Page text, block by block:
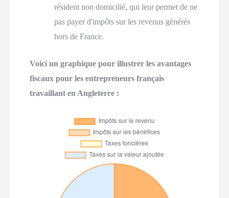
résident non domicilié, qui leur permet de ne
pas payer d'impôts sur les revenus générés
hors de France.
Voici un graphique pour illustrer les avantages
fiscaux pour les entrepreneurs français
travaillant en Angleterre :